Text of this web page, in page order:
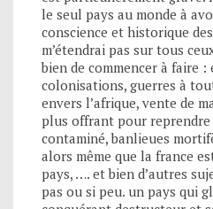
le seul pays au monde à
conscience et historique
m’étendrai pas sur tous
bien de commencer à faire :
colonisations, guerres à
envers l’afrique, vente de
plus offrant pour reprendre
contaminé, banlieues
alors même que la france
pays, …. et bien d’autres
pas ou si peu. un pays qui